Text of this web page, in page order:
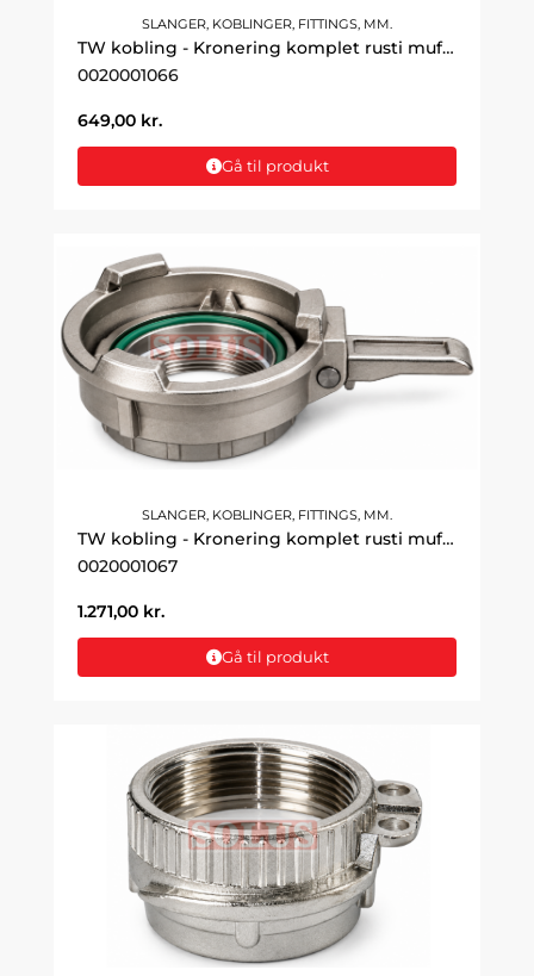
SLANGER, KOBLINGER, FITTINGS, MM.
TW kobling - Kronering komplet rusti muffe 3" DN80
0020001066
649,00 kr.
Gå til produkt
SLANGER, KOBLINGER, FITTINGS, MM.
TW kobling - Kronering komplet rusti muffe 4" DN100
0020001067
1.271,00 kr.
Gå til produkt